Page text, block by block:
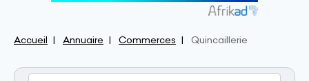
Accueil Annuaire Commerces Quincaillerie